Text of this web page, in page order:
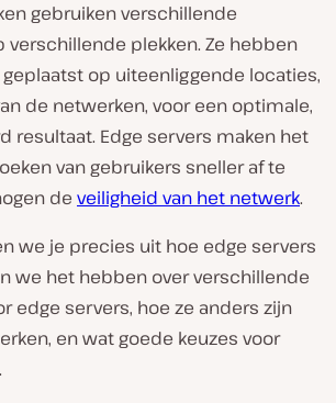
gebruiken verschillende
verschillende plekken. Ze hebben
op uiteenliggende locaties,
de netwerken, voor een optimale,
resultaat. Edge servers maken het
van gebruikers sneller af te
de veiligheid van het netwerk.
we je precies uit hoe edge servers
we het hebben over verschillende
edge servers, hoe ze anders zijn
en wat goede keuzes voor